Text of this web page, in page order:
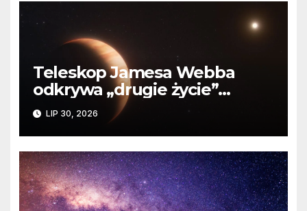
Teleskop Jamesa Webba
odkrywa „drugie życie”
planety krążącej wokół
martwej gwiazdy
LIP 30, 2026